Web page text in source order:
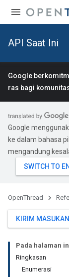
API Saat Ini
Google
ras bagi
Google
ke dalam bahasa
mengandung
OpenThread
KIRIM MASUKAN
Pada halaman
Ringkasan
Enumerasi